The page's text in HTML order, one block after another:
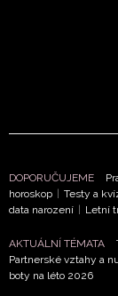
DOPORUČUJEME
horoskop | Testy a
data narození | Letní
AKTUÁLNÍ TÉMATA
Partnerské vztahy a
boty na léto 2026